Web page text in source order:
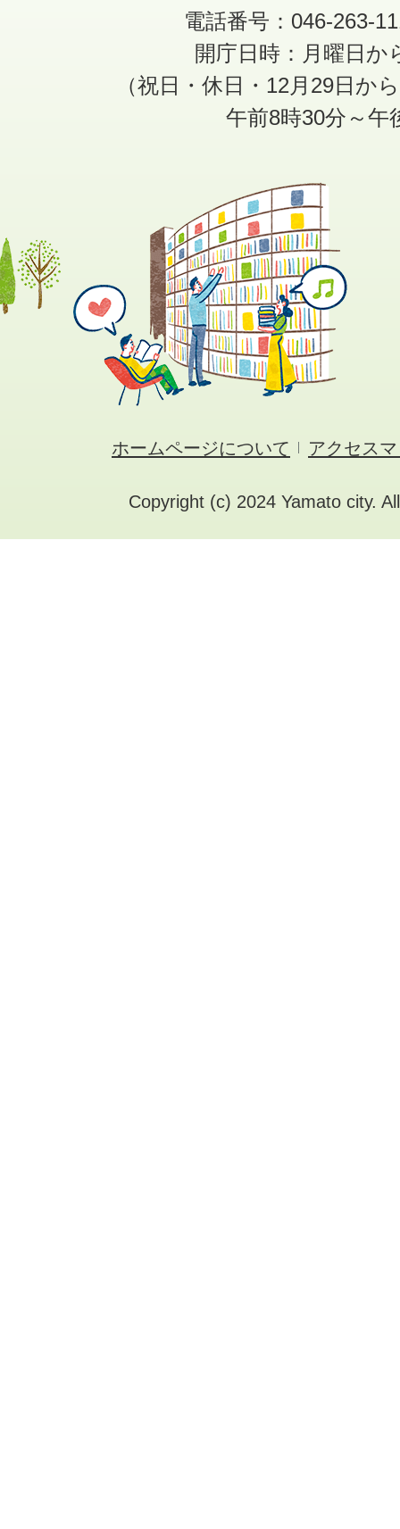
電話番号：046-263-
開庁日時：月曜日か
（祝日・休日・12月29日か
午前8時30分～午
ホームページについて アクセス
Copyright (c) 2024 Yamato city.